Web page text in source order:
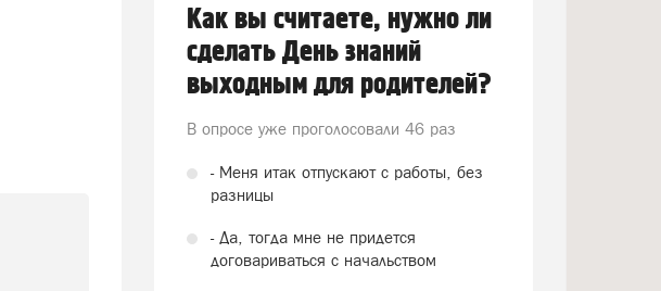
Как вы считаете, нужно ли
сделать День знаний
выходным для родителей?
В опросе уже проголосовали 46 раз
- Меня итак отпускают с работы, без
разницы
- Да, тогда мне не придется
договариваться с начальством